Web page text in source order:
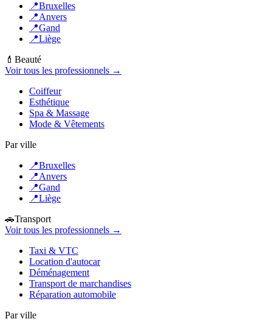
📍Bruxelles
📍Anvers
📍Gand
📍Liège
💄 Beauté
Voir tous les professionnels →
Coiffeur
Esthétique
Spa & Massage
Mode & Vêtements
Par ville
📍Bruxelles
📍Anvers
📍Gand
📍Liège
🚗Transport
Voir tous les professionnels →
Taxi & VTC
Location d'autocar
Déménagement
Transport de marchandises
Réparation automobile
Par ville